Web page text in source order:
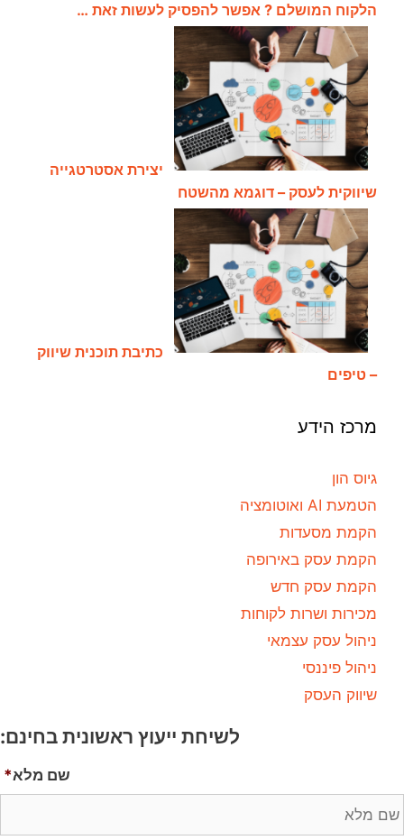
הלקוח המושלם ? אפשר להפסיק לעשות זאת …
יצירת אסטרטגייה
שיווקית לעסק – דוגמא מהשטח
כתיבת תוכנית שיווק
– טיפים
מרכז הידע
גיוס הון
הטמעת AI ואוטומציה
הקמת מסעדות
הקמת עסק באירופה
הקמת עסק חדש
מכירות ושרות לקוחות
ניהול עסק עצמאי
ניהול פיננסי
שיווק העסק
לשיחת ייעוץ ראשונית בחינם:
שם מלא*